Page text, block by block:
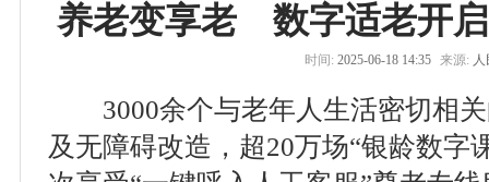
养老变享老 数字适老开
时间: 2025-06-18 14:35 来源:
3000余个与老年人生活密切相关
及无障碍改造，超20万场“银龄数字